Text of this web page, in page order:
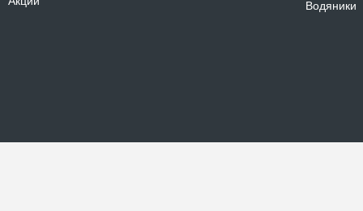
Водяники